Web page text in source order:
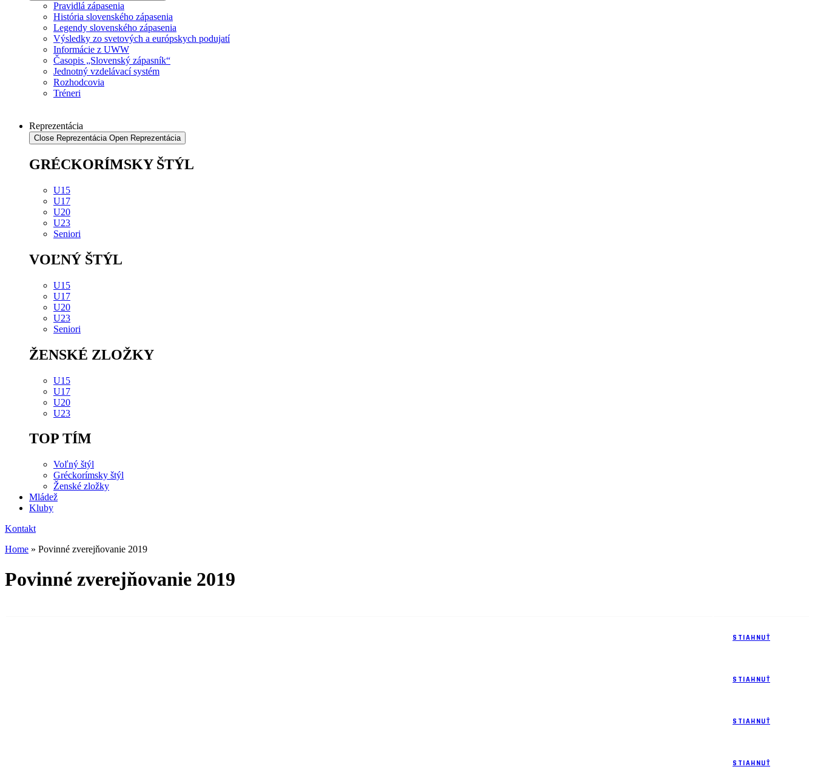
Pravidlá zápasenia
História slovenského zápasenia
Legendy slovenského zápasenia
Výsledky zo svetových a európskych podujatí
Informácie z UWW
Časopis „Slovenský zápasník“
Jednotný vzdelávací systém
Rozhodcovia
Tréneri
Reprezentácia
Close Reprezentácia Open Reprezentácia
GRÉCKORÍMSKY ŠTÝL
U15
U17
U20
U23
Seniori
VOĽNÝ ŠTÝL
U15
U17
U20
U23
Seniori
ŽENSKÉ ZLOŽKY
U15
U17
U20
U23
TOP TÍM
Voľný štýl
Gréckorímsky štýl
Ženské zložky
Mládež
Kluby
Kontakt
Home » Povinné zverejňovanie 2019
Povinné zverejňovanie 2019
STIAHNUŤ
STIAHNUŤ
STIAHNUŤ
STIAHNUŤ